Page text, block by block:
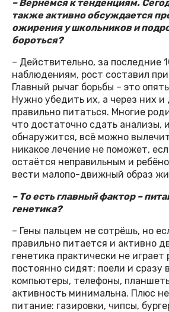
– Вернёмся к тенденциям.
также активно обсуждается
ожирения у школьников и
бороться?
– Действительно, за последние
наблюдениям, рост составил
Главный рычаг борьбы – это
Нужно убедить их, а через них
правильно питаться. Многие
что достаточно сдать анализы,
обнаружится, всё можно
никакое лечение не поможет,
остаётся неправильным и
вести малопо-движный образ
– То есть главный фактор –
генетика?
– Гены пальцем не сотрёшь, но
правильно питается и активно
генетика практически не играет
постоянно сидят: поели и сразу
компьютеры, телефоны,
активность минимальна. Плюс
питание: газировки, чипсы,